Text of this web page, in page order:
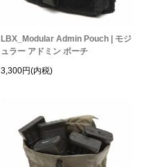
LBX_Modular Admin Pouch | モジ
ュラー アドミン ポーチ
3,300円(内税)